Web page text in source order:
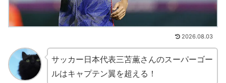
2026.08.03
サッカー日本代表三苫薫さんのスーパーゴー
ルはキャプテン翼を超える！